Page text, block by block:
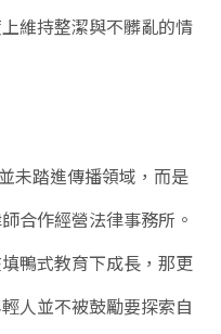
維持整潔與不髒亂的情
未踏進傳播領域，而是
合作經營法律事務所。
鴨式教育下成長，那更
人並不被鼓勵要探索自